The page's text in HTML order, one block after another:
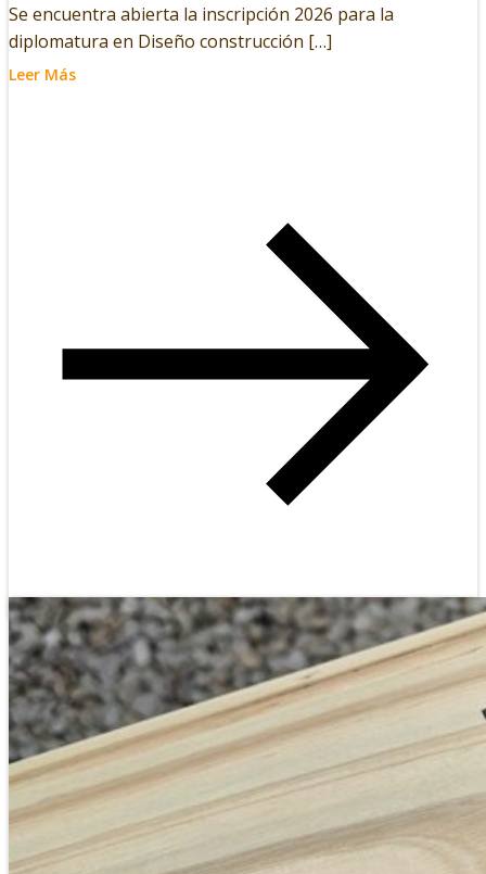
Se encuentra abierta la inscripción 2026 para la
diplomatura en Diseño construcción […]
Leer Más